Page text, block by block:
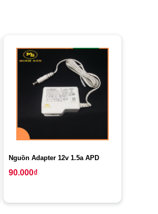
Nguồn Adapter 12v 1.5a APD
90.000₫